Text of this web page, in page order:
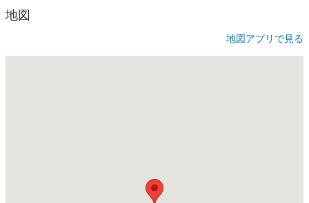
地図
地図アプリで見る